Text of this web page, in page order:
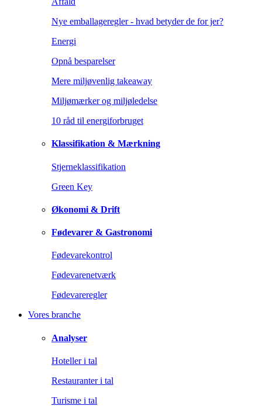
Nye emballageregler - hvad betyder de for jer?
Energi
Opnå besparelser
Mere miljøvenlig takeaway
Miljømærker og miljøledelse
10 råd til energiforbruget
Klassifikation & Mærkning
Stjerneklassifikation
Green Key
Økonomi & Drift
Fødevarer & Gastronomi
Fødevarekontrol
Fødevarenetværk
Fødevareregler
Vores branche
Analyser
Hoteller i tal
Restauranter i tal
Turisme i tal